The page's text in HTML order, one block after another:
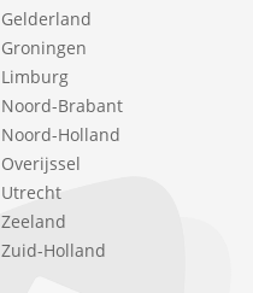
Gelderland
Groningen
Limburg
Noord-Brabant
Noord-Holland
Overijssel
Utrecht
Zeeland
Zuid-Holland